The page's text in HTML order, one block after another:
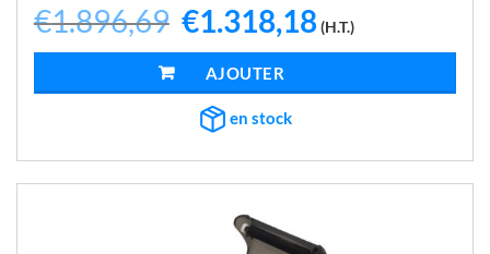
€1.896,69 Le
prix
initial
était :
€1.896,69.
€1.318,18prix
actuel
€1.318,18.
(H.T.)
AJOUTER AU PANIER
en stock